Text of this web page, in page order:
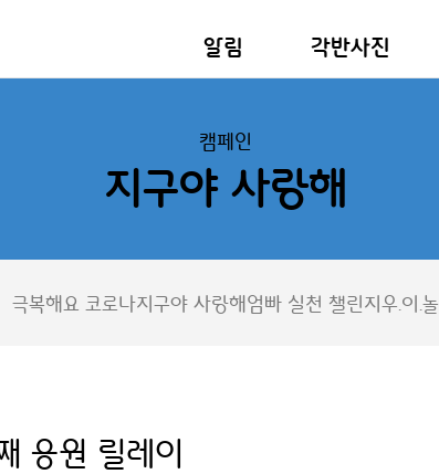
알림 각반사진
캠페인
지구야 사랑해
극복해요 코로나지구야 사랑해엄빠 실천 챌린지우.이.놀
응원 릴레이